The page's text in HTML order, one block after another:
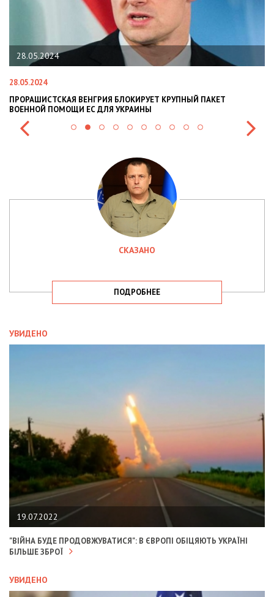
28.05.2024
28.05.2024
ПРОРАШИСТСКАЯ ВЕНГРИЯ БЛОКИРУЕТ КРУПНЫЙ ПАКЕТ
ВОЕННОЙ ПОМОЩИ ЕС ДЛЯ УКРАИНЫ
СКАЗАНО
ПОДРОБНЕЕ
УВИДЕНО
19.07.2022
"ВІЙНА БУДЕ ПРОДОВЖУВАТИСЯ": В ЄВРОПІ ОБІЦЯЮТЬ УКРАЇНІ
БІЛЬШЕ ЗБРОЇ
УВИДЕНО